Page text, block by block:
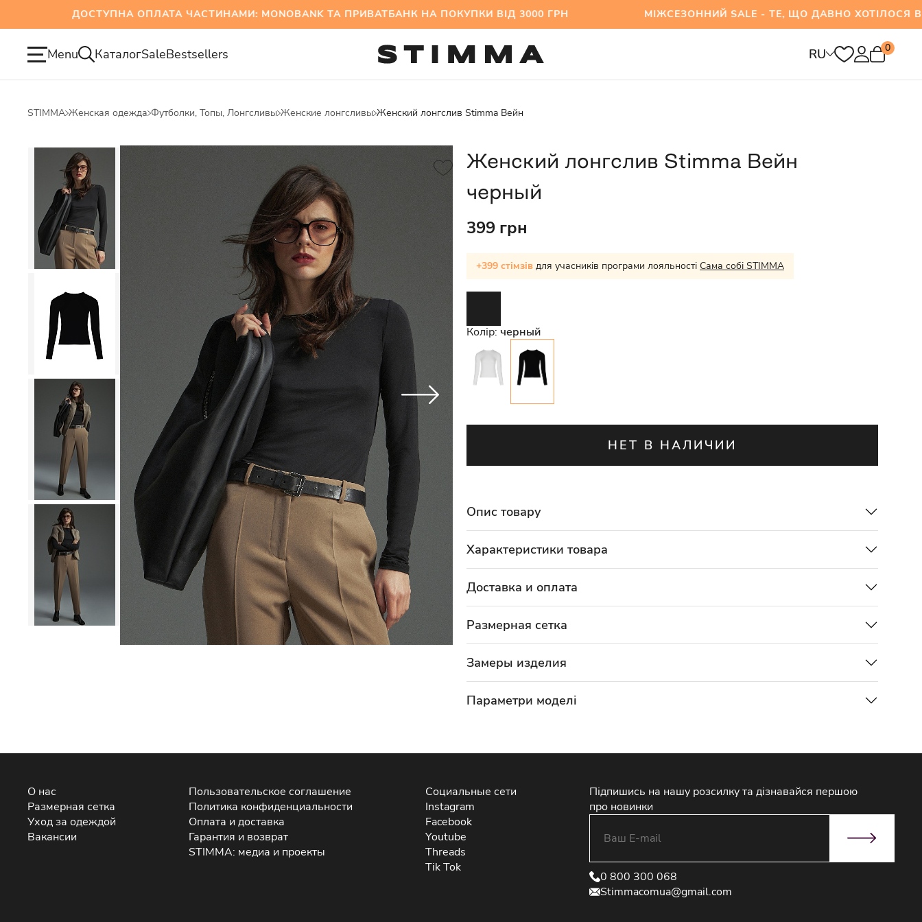
ДОСТУПНА ОПЛАТА ЧАСТИНАМИ: MONOBANK ТА ПРИВАТБАНК НА ПОКУПКИ ВІД 3000 ГРН МІЖСЕЗОННИЙ SALE - ТЕ, ЩО ДАВНО ХОТІЛОСЯ
Menu КаталогSaleBestsellers RU 0
STIMMA Женская одежда Футболки, Топы, Лонгсливы Женские лонгсливы Женский лонгслив Stimma Вейн
Женский лонгслив Stimma Вейн
черный
399 грн
+399 стімзів для учасників програми лояльності Сама собі STIMMA
Колір: черный
НЕТ В НАЛИЧИИ
Опис товару
Характеристики товара
Доставка и оплата
Размерная сетка
Замеры изделия
Параметри моделі
О нас
Размерная сетка
Уход за одеждой
Вакансии
Пользовательское соглашение
Политика конфиденциальности
Оплата и доставка
Гарантия и возврат
STIMMA: медиа и проекты
Социальные сети
Instagram
Facebook
Youtube
Threads
Tik Tok
Підпишись на нашу розсилку та дізнавайся першою
про новинки
0 800 300 068
Stimmacomua@gmail.com